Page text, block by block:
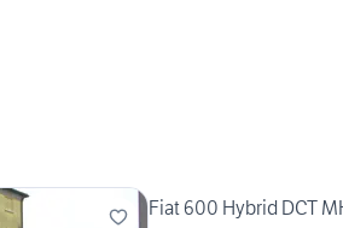
Fiat 600 Hybrid DCT